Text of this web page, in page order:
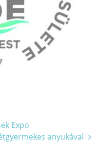
Expo
anyukával